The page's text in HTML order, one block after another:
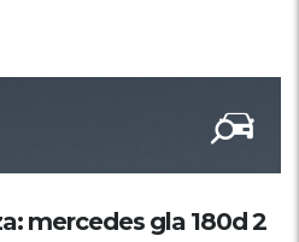
mercedes gla 180d 2